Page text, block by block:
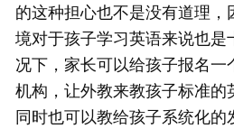
的这种担心也不是没有道理
境对于孩子学习英语来说也
况下，家长可以给孩子报名一
机构，让外教来教孩子标准的
同时也可以教给孩子系统化的